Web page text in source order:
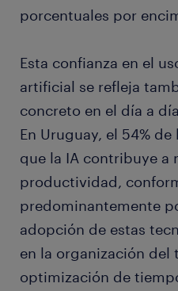
porcentuales por
Esta confianza en el
artificial se refleja
concreto en el día a
En Uruguay, el 54%
que la IA contribuye a
productividad,
predominantemente
adopción de estas
en la organización del
optimización de